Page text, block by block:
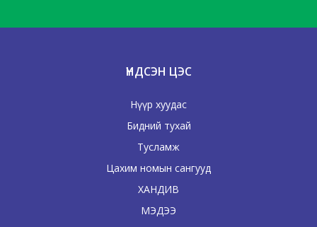
ҮНДСЭН ЦЭС
Нүүр хуудас
Бидний тухай
Тусламж
Цахим номын сангууд
ХАНДИВ
МЭДЭЭ